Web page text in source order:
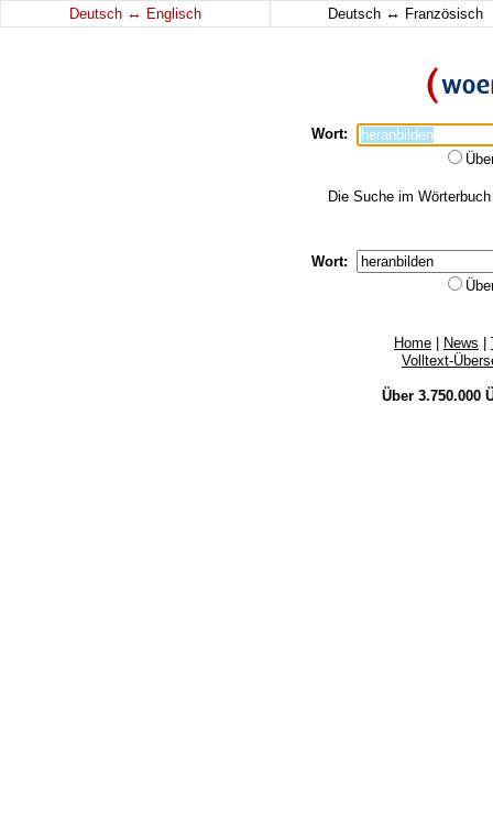
Deutsch ↔ Englisch Deutsch ↔ Französisch
Wort:
Die Suche im
Wort:
Home News
Volltext-
Über 3.750.000